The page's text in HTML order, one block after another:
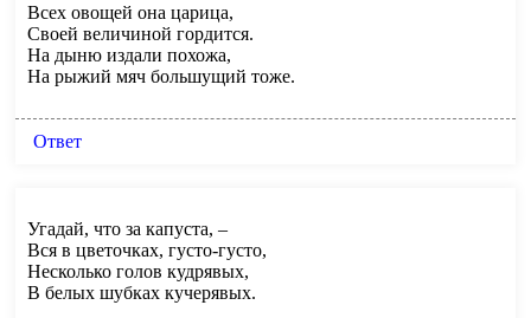
Всех овощей она царица,
Своей величиной гордится.
На дыню издали похожа,
На рыжий мяч большущий тоже.
Ответ
Угадай, что за капуста, –
Вся в цветочках, густо-густо,
Несколько голов кудрявых,
В белых шубках кучерявых.